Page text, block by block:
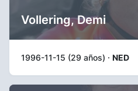
Vollering, Demi
1996-11-15 (29 años) · NED